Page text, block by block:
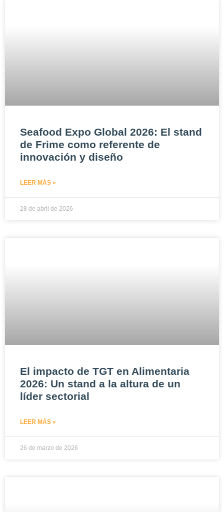
Seafood Expo Global 2026: El stand
de Frime como referente de
innovación y diseño
LEER MÁS »
28 de abril de 2026
El impacto de TGT en Alimentaria
2026: Un stand a la altura de un
líder sectorial
LEER MÁS »
26 de marzo de 2026